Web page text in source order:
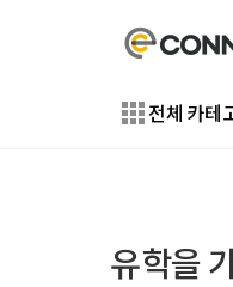
전체 카테
유학을